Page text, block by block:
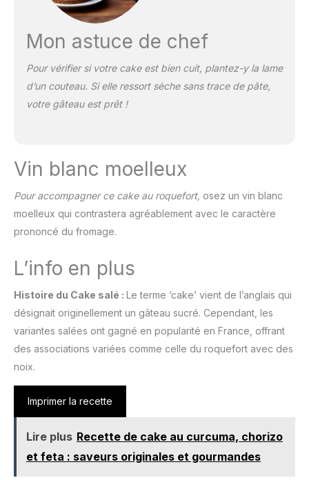
Mon astuce de chef
Pour vérifier si votre cake est bien cuit, plantez-y la lame
d’un couteau. Si elle ressort sèche sans trace de pâte,
votre gâteau est prêt !
Vin blanc moelleux
Pour accompagner ce cake au roquefort, osez un vin blanc
moelleux qui contrastera agréablement avec le caractère
prononcé du fromage.
L’info en plus
Histoire du Cake salé : Le terme ‘cake’ vient de l’anglais qui
désignait originellement un gâteau sucré. Cependant, les
variantes salées ont gagné en popularité en France, offrant
des associations variées comme celle du roquefort avec des
noix.
Imprimer la recette
Lire plus Recette de cake au curcuma, chorizo
et feta : saveurs originales et gourmandes